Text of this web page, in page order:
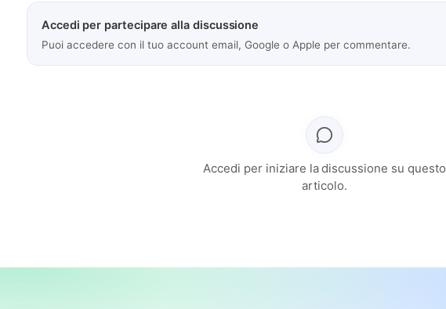
Accedi per partecipare alla discussione
Puoi accedere con il tuo account email, Google o Apple per commentare.
Accedi per iniziare la discussione su questo
articolo.